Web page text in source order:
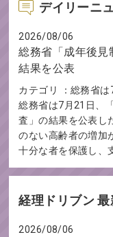
デイリーニ
2026/08/06
総務省「成年後見
結果を公表
カテゴリ ：総務省は
総務省は7月21日、
査」の結果を公表し
のない高齢者の増加
十分な者を保護し、
経理ドリブン
2026/08/06